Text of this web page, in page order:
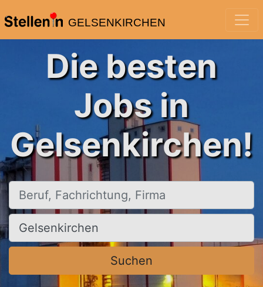
GELSENKIRCHEN
Die besten
Jobs in
Gelsenkirchen!
Beruf, Fachrichtung, Firma
Ort, Stadt
Suchen